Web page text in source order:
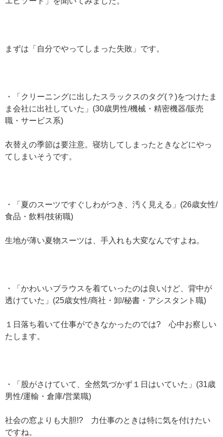
まずは「自分でやってしまった失敗」です。
・「クリーニングに出したスラックスのタグ(？)をつけたま
ま会社に出社していた」(30歳男性/機械・精密機器/販売
職・サービス系)
衣替えの季節は要注意。寝坊してしまったときなどにやっ
てしまいそうです。
・「夏のスーツですぐしわがつき、汚く見える」(26歳女性/
食品・飲料/技術職)
生地が薄い夏物スーツは、手入れも大変なんですよね。
・「かわいいブラウスを着ていったのは良いけど、背中が
透けていた」(25歳女性/商社・卸/秘書・アシスタント職)
１日落ち着いて仕事ができなかったのでは? 心中お察しい
たします。
・「股がさけていて、全然気づかず１日はいていた」(31歳
男性/運輸・倉庫/営業職)
社会の窓よりも大胆!? 力仕事のときは特に気を付けたい
ですね。